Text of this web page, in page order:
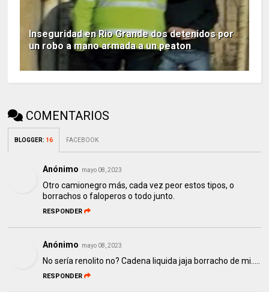
Inseguridad en Rio Grande dos detenidos por
un robo a mano armada a un peaton
COMENTARIOS
BLOGGER: 16 FACEBOOK
Anónimo mayo 08, 2023
Otro camionegro más, cada vez peor estos tipos, o
borrachos o faloperos o todo junto.
RESPONDER
Anónimo mayo 08, 2023
No sería renolito no? Cadena liquida jaja borracho de mi.....
RESPONDER